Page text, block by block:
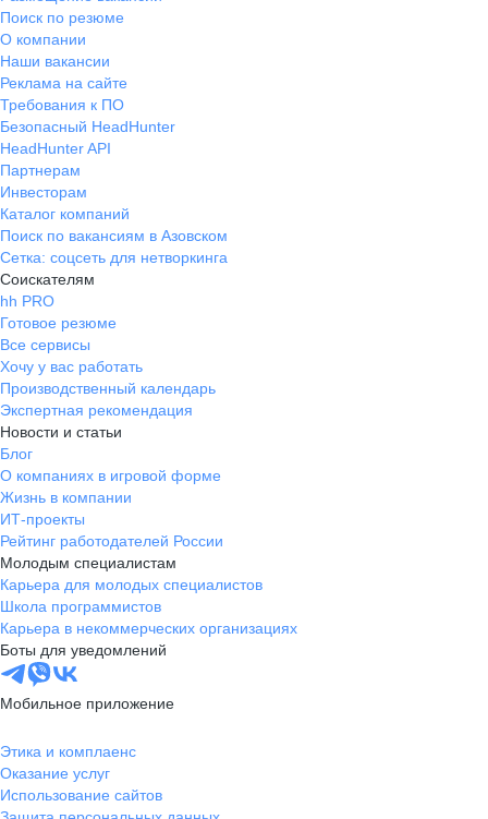
Поиск по резюме
О компании
Наши вакансии
Реклама на сайте
Требования к ПО
Безопасный HeadHunter
HeadHunter API
Партнерам
Инвесторам
Каталог компаний
Поиск по вакансиям в Азовском
Сетка: соцсеть для нетворкинга
Соискателям
hh PRO
Готовое резюме
Все сервисы
Хочу у вас работать
Производственный календарь
Экспертная рекомендация
Новости и статьи
Блог
О компаниях в игровой форме
Жизнь в компании
ИТ-проекты
Рейтинг работодателей России
Молодым специалистам
Карьера для молодых специалистов
Школа программистов
Карьера в некоммерческих организациях
Боты для уведомлений
Мобильное приложение
Этика и комплаенс
Оказание услуг
Использование сайтов